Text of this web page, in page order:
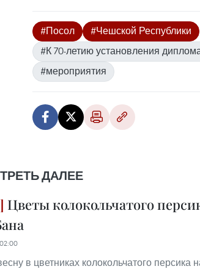
#Посол
#Чешской Республики
#К 70-летию установления
#мероприятия
ДАЛЕЕ
Цветы колокольчатого
в цветниках колокольчатого